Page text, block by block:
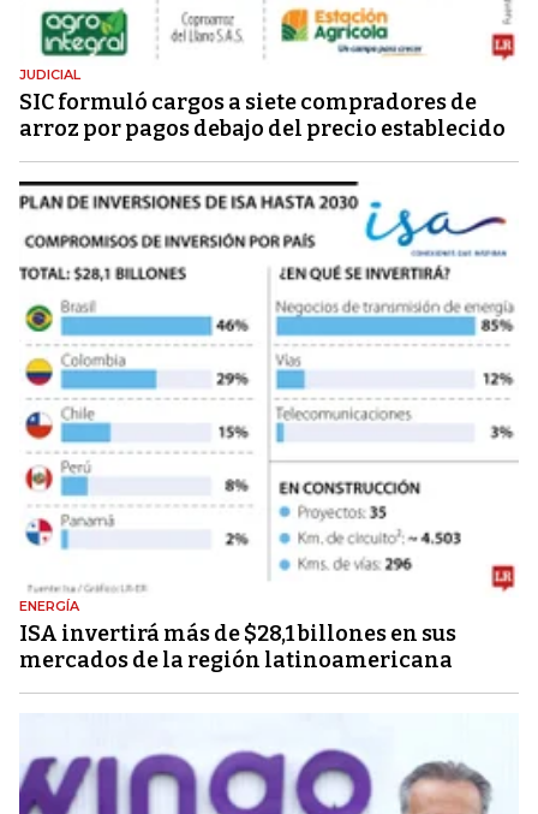
JUDICIAL
SIC formuló cargos a siete compradores de
arroz por pagos debajo del precio establecido
ENERGÍA
ISA invertirá más de $28,1 billones en sus
mercados de la región latinoamericana